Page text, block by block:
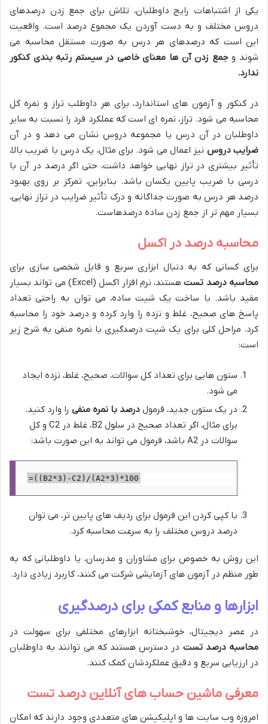
یکی از اشتباهات رایج داوطلبان، تلاش برای جمع زدن درصدهای
دروس مختلف و به دست آوردن یک مجموع درصد است. واقعیت
این است که درصدهای هر درس به صورت مستقل محاسبه می
شوند وجمع زدن آن ها معنای خاصی در سیستم رتبه بندی کنکور
ندارد.
در کنکور و آزمون های استاندارد، برای هر داوطلب تراز و نمره کل
محاسبه می شود. تراز، نمره ای است که عملکرد فرد را نسبت به سایر
داوطلبان در آن درس یا مجموعه دروس نشان می دهد و در آن
ضرایب دروس نیز اعمال می شود. برای مثال، یک درس با ضریب بالا،
تأثیر بیشتری در تراز نهایی خواهد داشت، حتی اگر درصد در آن با
درسی با ضریب پایین یکسان باشد. بنابراین، تمرکز بر روی بهبود
درصد هر درس به صورت جداگانه و درک تأثیر ضرایب در تراز نهایی،
بسیار مهم تر از جمع زدن ساده درصدهاست.
محاسبه درصد در اکسل
برای کسانی که به دنبال ابزاری سریع و قابل شخصی سازی برای
محاسبه درصد تست
هستند، نرم افزار اکسل (Excel) می تواند بسیار
مفید باشد. با ساخت یک شیت ساده، می توان به راحتی تعداد
پاسخ های صحیح، غلط و نزده را وارد کرده و درصد خود را محاسبه
کرد. مراحل کلی برای یک شیت درصدگیری با نمره منفی به شرح زیر
است:
ستون هایی برای تعداد کل سوالات، صحیح، غلط، نزده ایجاد
می شود.
در یک ستون جدید، فرمول درصد با نمره منفی را وارد کنید.
برای مثال، اگر تعداد صحیح در سلول B2، غلط در C2 و کل
سوالات در A2 باشد، فرمول می تواند به این صورت باشد:
=((B2*3)-C2)/(A2*3)*100
با کپی کردن این فرمول برای ردیف های پایین تر، می توان
درصد دروس مختلف را به سرعت محاسبه کرد.
این روش به خصوص برای مشاوران و مدرسان، یا داوطلبانی که به
طور منظم در آزمون های آزمایشی شرکت می کنند، کاربرد زیادی دارد.
ابزارها و منابع کمکی برای درصدگیری
در عصر دیجیتال، خوشبختانه ابزارهای مختلفی برای سهولت در
محاسبه درصد تست در دسترس هستند که می توانند به داوطلبان
در ارزیابی سریع و دقیق عملکردشان کمک کنند.
معرفی ماشین حساب های آنلاین درصد تست
امروزه وب سایت ها و اپلیکیشن های متعددی وجود دارند که امکان